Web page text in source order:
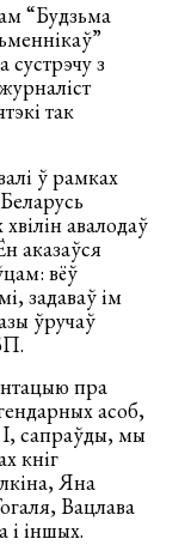
“Будзьма
сустрэчу з
так
ў рамках
авалодаў
аказаўся
вёў
задаваў ім
ўручаў
пра
асоб,
І, сапраўды, мы
кніг
Яна
Вацлава
і іншых.